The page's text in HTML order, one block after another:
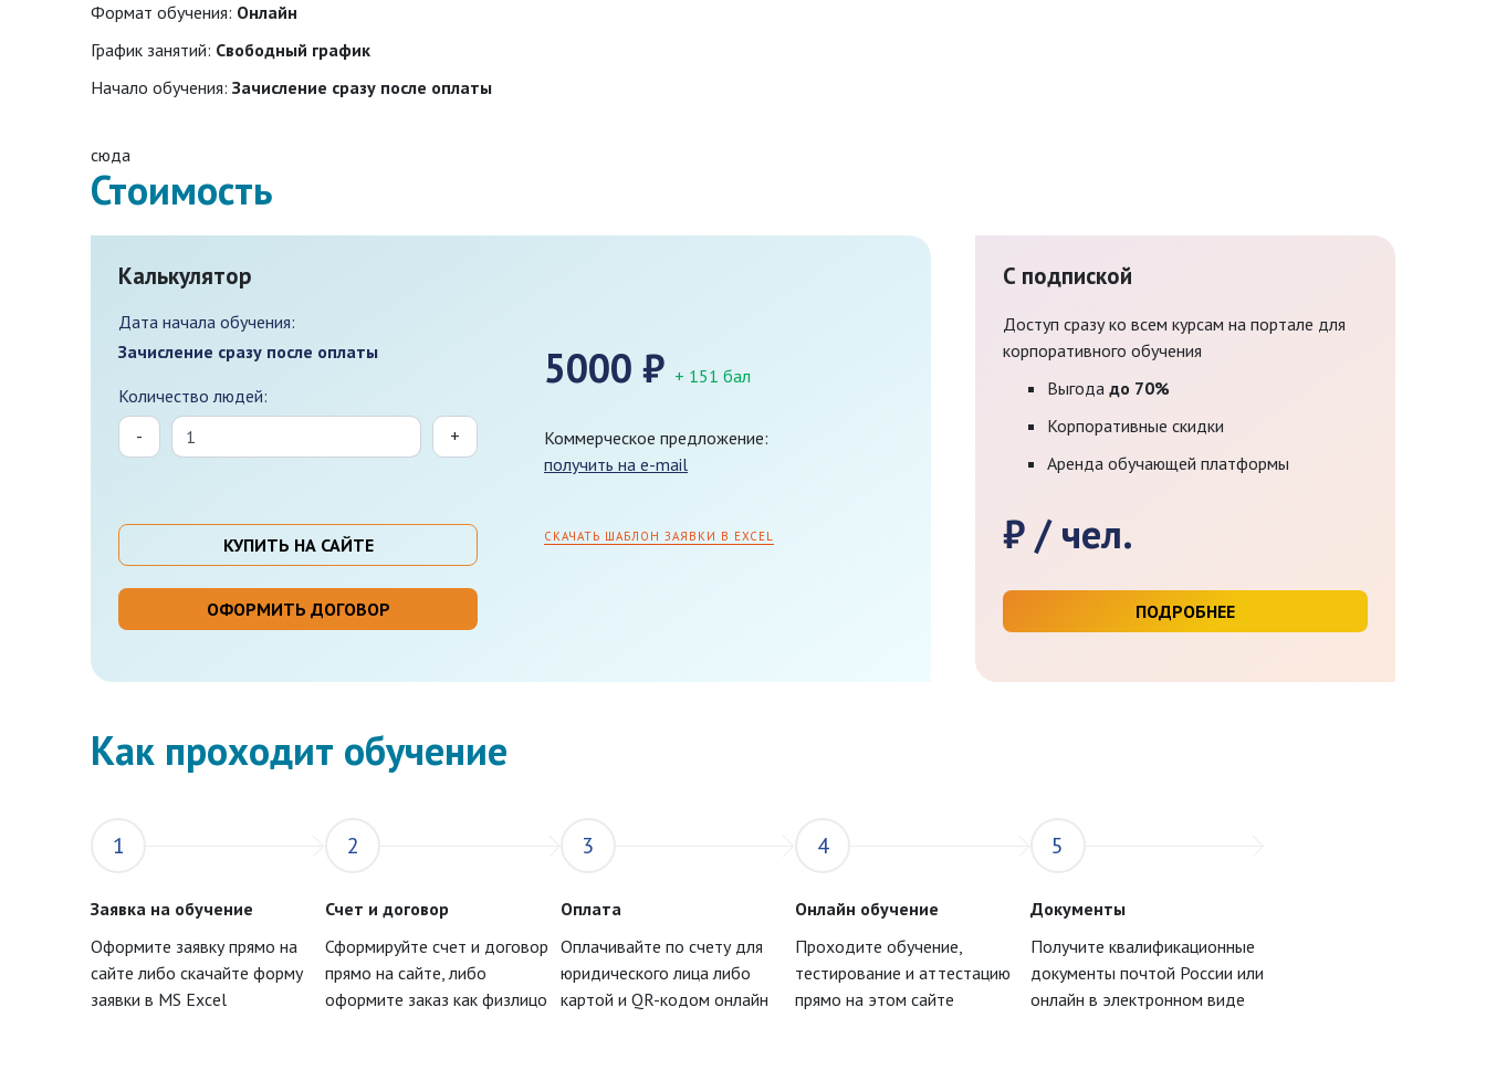
Формат обучения: Онлайн
График занятий: Свободный график
Начало обучения: Зачисление сразу после оплаты
сюда
Стоимость
Калькулятор
Дата начала обучения:
Зачисление сразу после оплаты
Количество людей:
-
+
5000 ₽ + 151 бал
Коммерческое предложение:
получить на e-mail
КУПИТЬ НА САЙТЕ
ОФОРМИТЬ ДОГОВОР
СКАЧАТЬ ШАБЛОН ЗАЯВКИ В EXCEL
С подпиской
Доступ сразу ко всем курсам на портале для
корпоративного обучения
Выгода до 70%
Корпоративные скидки
Аренда обучающей платформы
₽ / чел.
ПОДРОБНЕЕ
Как проходит обучение
1
Заявка на обучение
Оформите заявку прямо на
сайте либо скачайте форму
заявки в MS Excel
2
Счет и договор
Сформируйте счет и договор
прямо на сайте, либо
оформите заказ как физлицо
3
Оплата
Оплачивайте по счету для
юридического лица либо
картой и QR-кодом онлайн
4
Онлайн обучение
Проходите обучение,
тестирование и аттестацию
прямо на этом сайте
5
Документы
Получите квалификационные
документы почтой России или
онлайн в электронном виде